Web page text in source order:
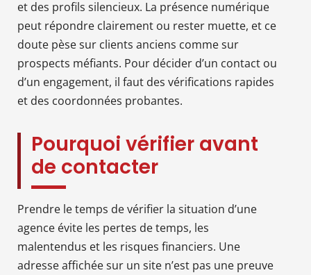
et des profils silencieux. La présence numérique
peut répondre clairement ou rester muette, et ce
doute pèse sur clients anciens comme sur
prospects méfiants. Pour décider d’un contact ou
d’un engagement, il faut des vérifications rapides
et des coordonnées probantes.
Pourquoi vérifier avant
de contacter
Prendre le temps de vérifier la situation d’une
agence évite les pertes de temps, les
malentendus et les risques financiers. Une
adresse affichée sur un site n’est pas une preuve